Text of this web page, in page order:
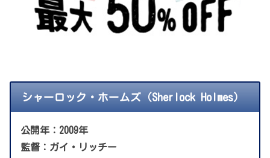
シャーロック・ホームズ（Sherlock Holmes）
公開年：2009年
監督：ガイ・リッチー